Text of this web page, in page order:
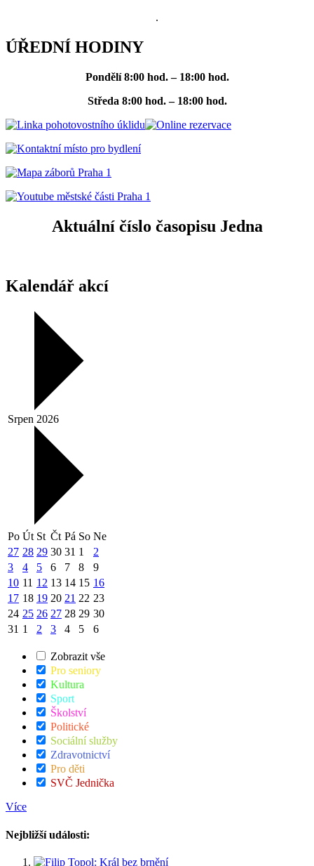
.
ÚŘEDNÍ HODINY
Pondělí 8:00 hod. – 18:00 hod.
Středa 8:00 hod. – 18:00 hod.
Aktuální číslo časopisu Jedna
Kalendář akcí
Srpen 2026
Po Út St Čt Pá So Ne
27 28 29 30 31 1
2
3
4 5 6 7 8
9
10 11 12 13 14 15 16
17 18 19 20 21 22 23
24 25 26 27 28 29 30
31 1 2 3 4 5 6
Zobrazit vše
Pro seniory
Kultura
Sport
Školství
Politické
Sociální služby
Zdravotnictví
Pro děti
SVČ Jednička
Více
Nejbližší události: